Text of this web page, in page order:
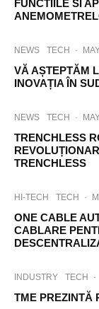
FUNCTIILE SI
NEWS TECH ·
VĂ AȘTEPTĂM
INOVAȚIA ÎN
NEWS TECH ·
TRENCHLESS
TRENCHLESS
HI-TECH TECH ·
ONE CABLE
CABLARE
INDUSTRY TECH ·
TME PREZINTĂ